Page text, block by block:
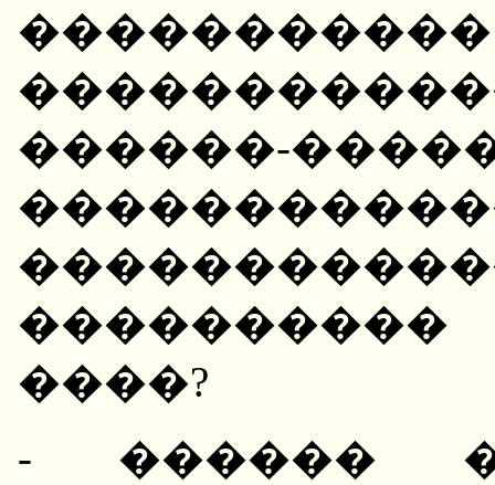
������-
����?
- ������